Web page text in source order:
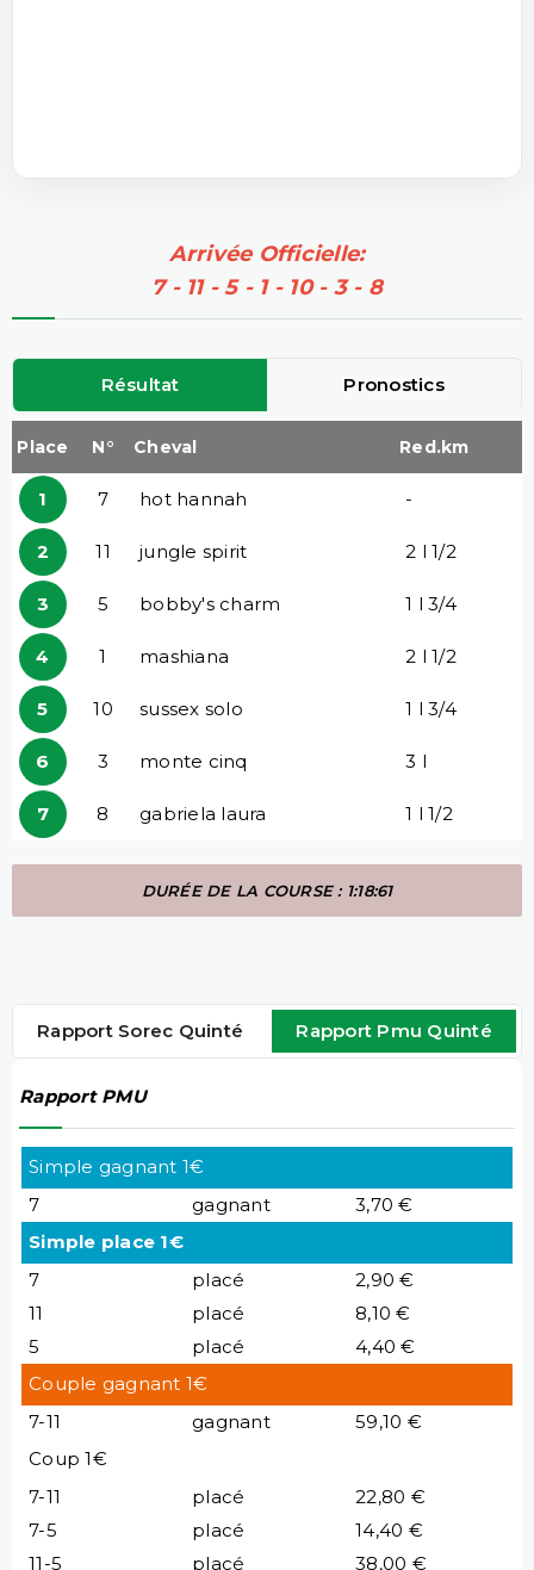
Arrivée Officielle:
7 - 11 - 5 - 1 - 10 - 3 - 8
Résultat Pronostics
Place N° Cheval Red.km
1 7 hot hannah -
2 11 jungle spirit 2 l 1/2
3 5 bobby's charm 1 l 3/4
4 1 mashiana 2 l 1/2
5 10 sussex solo 1 l 3/4
6 3 monte cinq 3 l
7 8 gabriela laura 1 l 1/2
DURÉE DE LA COURSE : 1:18:61
Rapport Sorec Quinté Rapport Pmu Quinté
Rapport PMU
Simple gagnant 1€
7
gagnant
3,70 €
Simple place 1€
7
placé
2,90 €
11
placé
8,10 €
5
placé
4,40 €
Couple gagnant 1€
7-11
gagnant
59,10 €
Coup 1€
7-11
placé
22,80 €
7-5
placé
14,40 €
11-5
placé 38,00 €